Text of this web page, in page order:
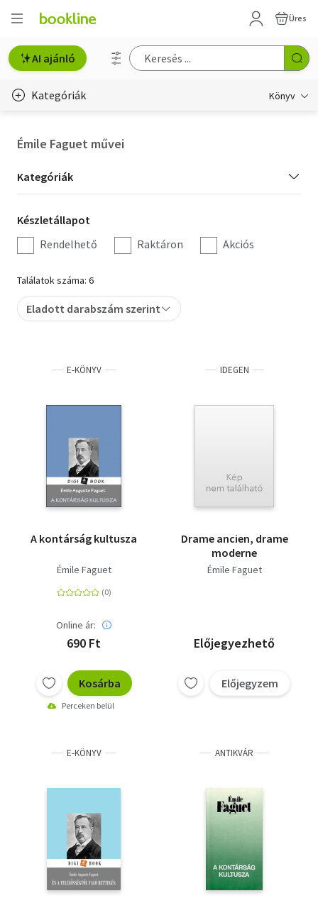
Üres
AI ajánló
Kategóriák Könyv
Hobbi, szabadidő
Irodalom
Művészet
Szakkönyv
Tankönyv, segédkönyv
Társadalomtudomány
Történelem
Émile Faguet művei
Kategória
szűrés
Kategóriák
Készletállapot
szűrés
Készletállapot
Rendelhető
Raktáron Akciós
Találatok száma: 6
Eladott darabszám szerint
E-KÖNYV
A kontárság kultusza
Émile Faguet
Online ár:
690 Ft
Kosárba
Perceken belül
IDEGEN
Drame ancien, drame
moderne
Émile Faguet
Előjegyezhető
Előjegyzem
E-KÖNYV ANTIKVÁR